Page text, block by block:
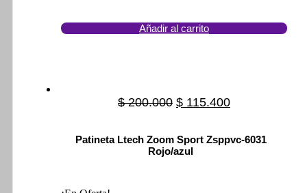
Añadir al carrito
$200.000 Original
$ 200.000.
$ 115.400
$ 115.400.
Patineta Ltech Zoom Sport Zsppvc-6031
Rojo/azul